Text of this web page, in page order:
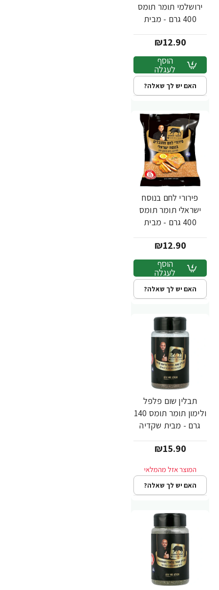
ירושלמי תומר תומס
400 גרם - מבית
₪12.90
הוסף
לעגלה
האם יש לך שאלה?
פירורי לחם בנוסח
ישראלי תומר תומס
400 גרם - מבית
₪12.90
הוסף
לעגלה
האם יש לך שאלה?
תבלין שום פלפל
ולימון תומר תומס 140
גרם - מבית שקדיה
₪15.90
האם יש לך שאלה?